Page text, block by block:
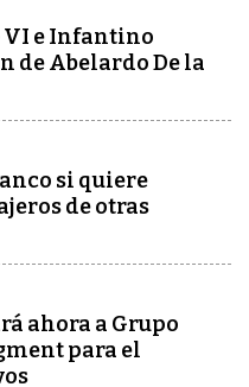
VI e Infantino
de Abelardo De la
si quiere
de otras
ahora a Grupo
para el